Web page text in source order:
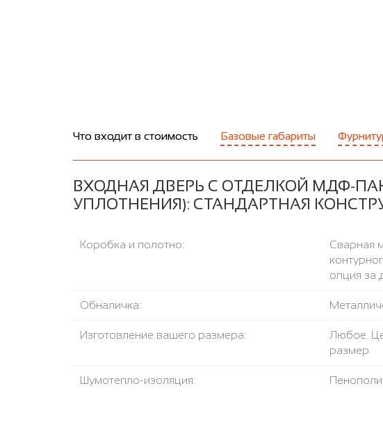
Что входит в стоимость Базовые габариты
ВХОДНАЯ ДВЕРЬ С ОТДЕЛКОЙ МДФ-
УПЛОТНЕНИЯ): СТАНДАРТНАЯ
Коробка и полотно:
Сварная
опция за
Обналичка:
Изготовление вашего размера:
Любое.
размер
Шумотепло-изоляция: